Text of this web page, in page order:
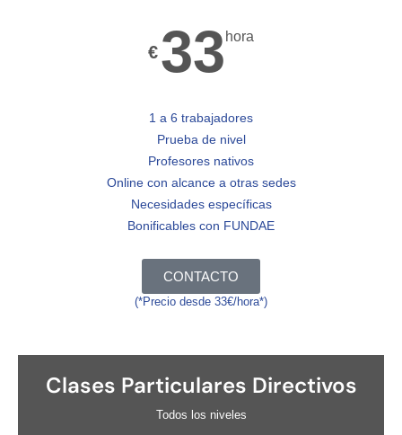
€33 hora
1 a 6 trabajadores
Prueba de nivel
Profesores nativos
Online con alcance a otras sedes
Necesidades específicas
Bonificables con FUNDAE
CONTACTO
(*Precio desde 33€/hora*)
Clases Particulares Directivos
Todos los niveles